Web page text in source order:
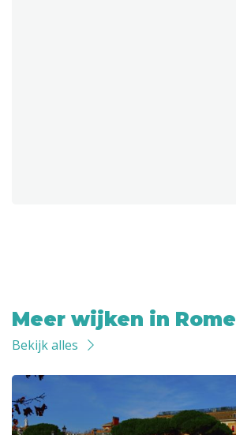
Meer wijken in Rome
Bekijk alles